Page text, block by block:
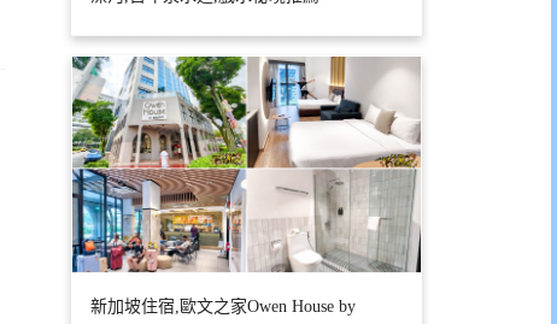
新加坡住宿,歐文之家Owen House by